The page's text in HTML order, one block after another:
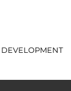
DEVELOPMENT